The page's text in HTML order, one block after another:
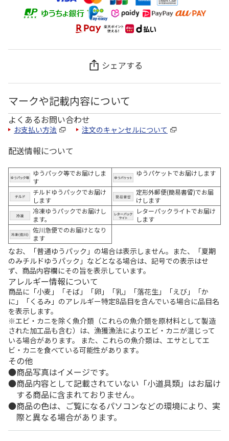
シェアする
マークや記載内容について
よくあるお問い合わせ
お支払い方法 注文のキャンセルについて
配送情報について
ゆうパック等でお届けしま
す
ゆうパケットでお届けします
チルドゆうパックでお届け
します
定形外郵便(簡易書留)でお届
けします
冷凍ゆうパックでお届けし
ます。
レターパックライトでお届け
します
佐川急便でのお届けとなり
ます
なお、「普通ゆうパック」の場合は表示しません。また、「夏期
のみチルドゆうパック」などとなる場合は、記号での表示はせ
ず、商品内容欄にその旨を表示しています。
アレルギー情報について
商品に「小麦」「そば」「卵」「乳」「落花生」「えび」「か
に」「くるみ」のアレルギー特定8品目を含んでいる場合に品目名
を表示します。
※エビ・カニを除く魚介類（これらの魚介類を原材料として製造
された加工品も含む）は、漁獲漁法によりエビ・カニが混じって
いる場合があります。 また、これらの魚介類は、エサとしてエ
ビ・カニを食べている可能性があります。
その他
商品写真はイメージです。
商品内容として記載されていない「小道具類」はお届け
する商品に含まれておりません。
商品の色は、ご覧になるパソコンなどの環境により、実
際と異なる場合があります。